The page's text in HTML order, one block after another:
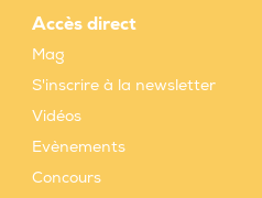
Accès direct
Mag
S'inscrire à la newsletter
Vidéos
Evènements
Concours